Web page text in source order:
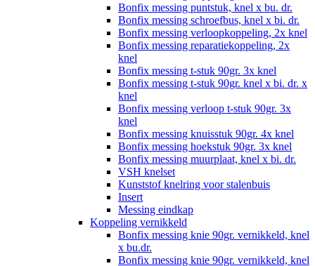
Bonfix messing puntstuk, knel x bu. dr.
Bonfix messing schroefbus, knel x bi. dr.
Bonfix messing verloopkoppeling, 2x knel
Bonfix messing reparatiekoppeling, 2x
knel
Bonfix messing t-stuk 90gr. 3x knel
Bonfix messing t-stuk 90gr. knel x bi. dr. x
knel
Bonfix messing verloop t-stuk 90gr. 3x
knel
Bonfix messing knuisstuk 90gr. 4x knel
Bonfix messing hoekstuk 90gr. 3x knel
Bonfix messing muurplaat, knel x bi. dr.
VSH knelset
Kunststof knelring voor stalenbuis
Insert
Messing eindkap
Koppeling vernikkeld
Bonfix messing knie 90gr. vernikkeld, knel
x bu.dr.
Bonfix messing knie 90gr. vernikkeld, knel